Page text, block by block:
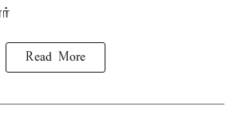
Read More